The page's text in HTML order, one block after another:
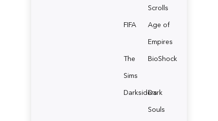
Scrolls
FIFA
Age of
Empires
The
Sims
BioShock
Darksiders
Dark
Souls